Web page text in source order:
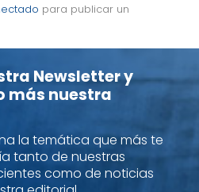
para publicar un
Newsletter y
más nuestra
la temática que más te
tanto de nuestras
como de noticias